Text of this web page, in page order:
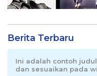
Berita Terbaru
Ini adalah contoh
dan sesuaikan pada